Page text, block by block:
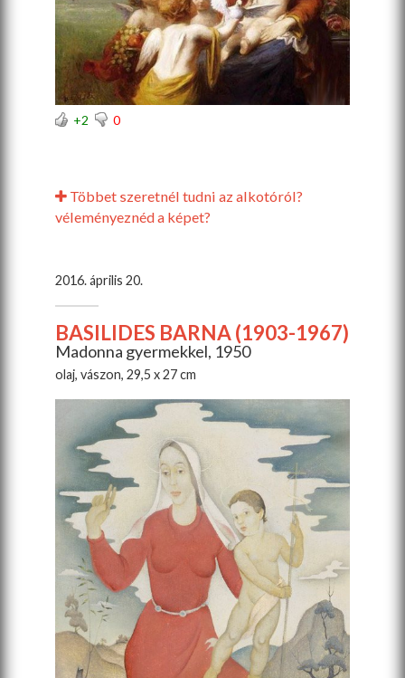
+2 0
Többet szeretnél tudni az alkotóról?
véleményeznéd a képet?
2016. április 20.
BASILIDES BARNA (1903-1967)
Madonna gyermekkel, 1950
olaj, vászon, 29,5 x 27 cm